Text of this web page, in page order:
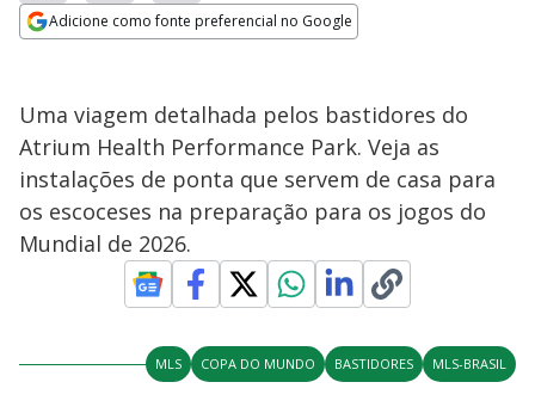
Adicione como fonte preferencial no Google
Uma viagem detalhada pelos bastidores do
Atrium Health Performance Park. Veja as
instalações de ponta que servem de casa para
os escoceses na preparação para os jogos do
Mundial de 2026.
MLS COPA DO MUNDO BASTIDORES MLS-BRASIL